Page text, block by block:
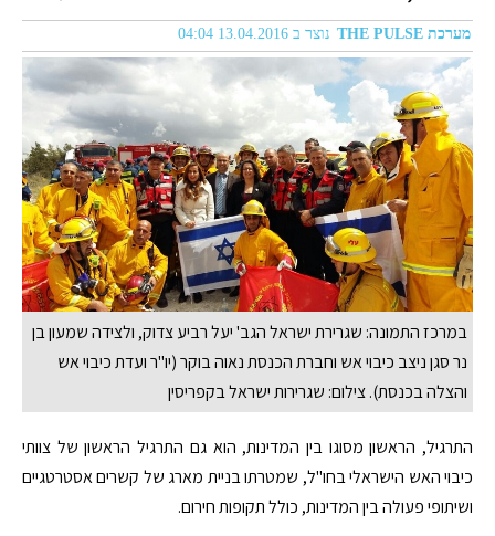
מערכת THE PULSE נוצר ב 13.04.2016 04:04
במרכז התמונה: שגרירת ישראל הגב' יעל רביע צדוק, ולצידה שמעון בן
נר סגן ניצב כיבוי אש וחברת הכנסת נאוה בוקר (יו"ר ועדת כיבוי אש
והצלה בכנסת). צילום: שגרירות ישראל בקפריסין
התרגיל, הראשון מסוגו בין המדינות, הוא גם התרגיל הראשון של צוותי
כיבוי האש הישראלי בחו"ל, שמטרתו בניית מארג של קשרים אסטרטגיים
ושיתופי פעולה בין המדינות, כולל תקופות חירום.